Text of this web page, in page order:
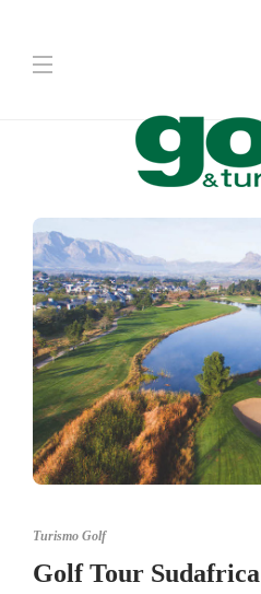
Turismo Golf
Golf Tour Sudafrica